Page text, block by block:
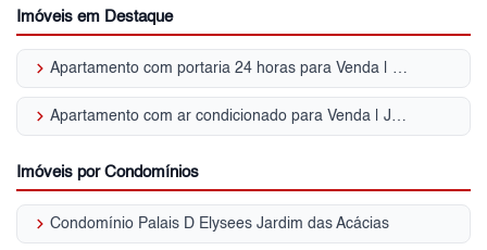
Imóveis em Destaque
keyboard_arrow_right Apartamento com portaria 24 horas para Venda | Jardim das Acácias
keyboard_arrow_right Apartamento com ar condicionado para Venda | Jardim das Acácias
Imóveis por Condomínios
keyboard_arrow_right Condomínio Palais D Elysees Jardim das Acácias